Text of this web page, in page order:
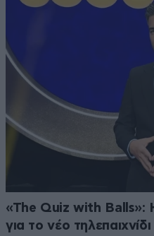
«The Quiz with Balls»:
για το νέο